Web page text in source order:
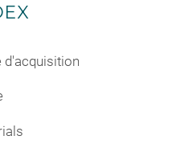
d'acquisition